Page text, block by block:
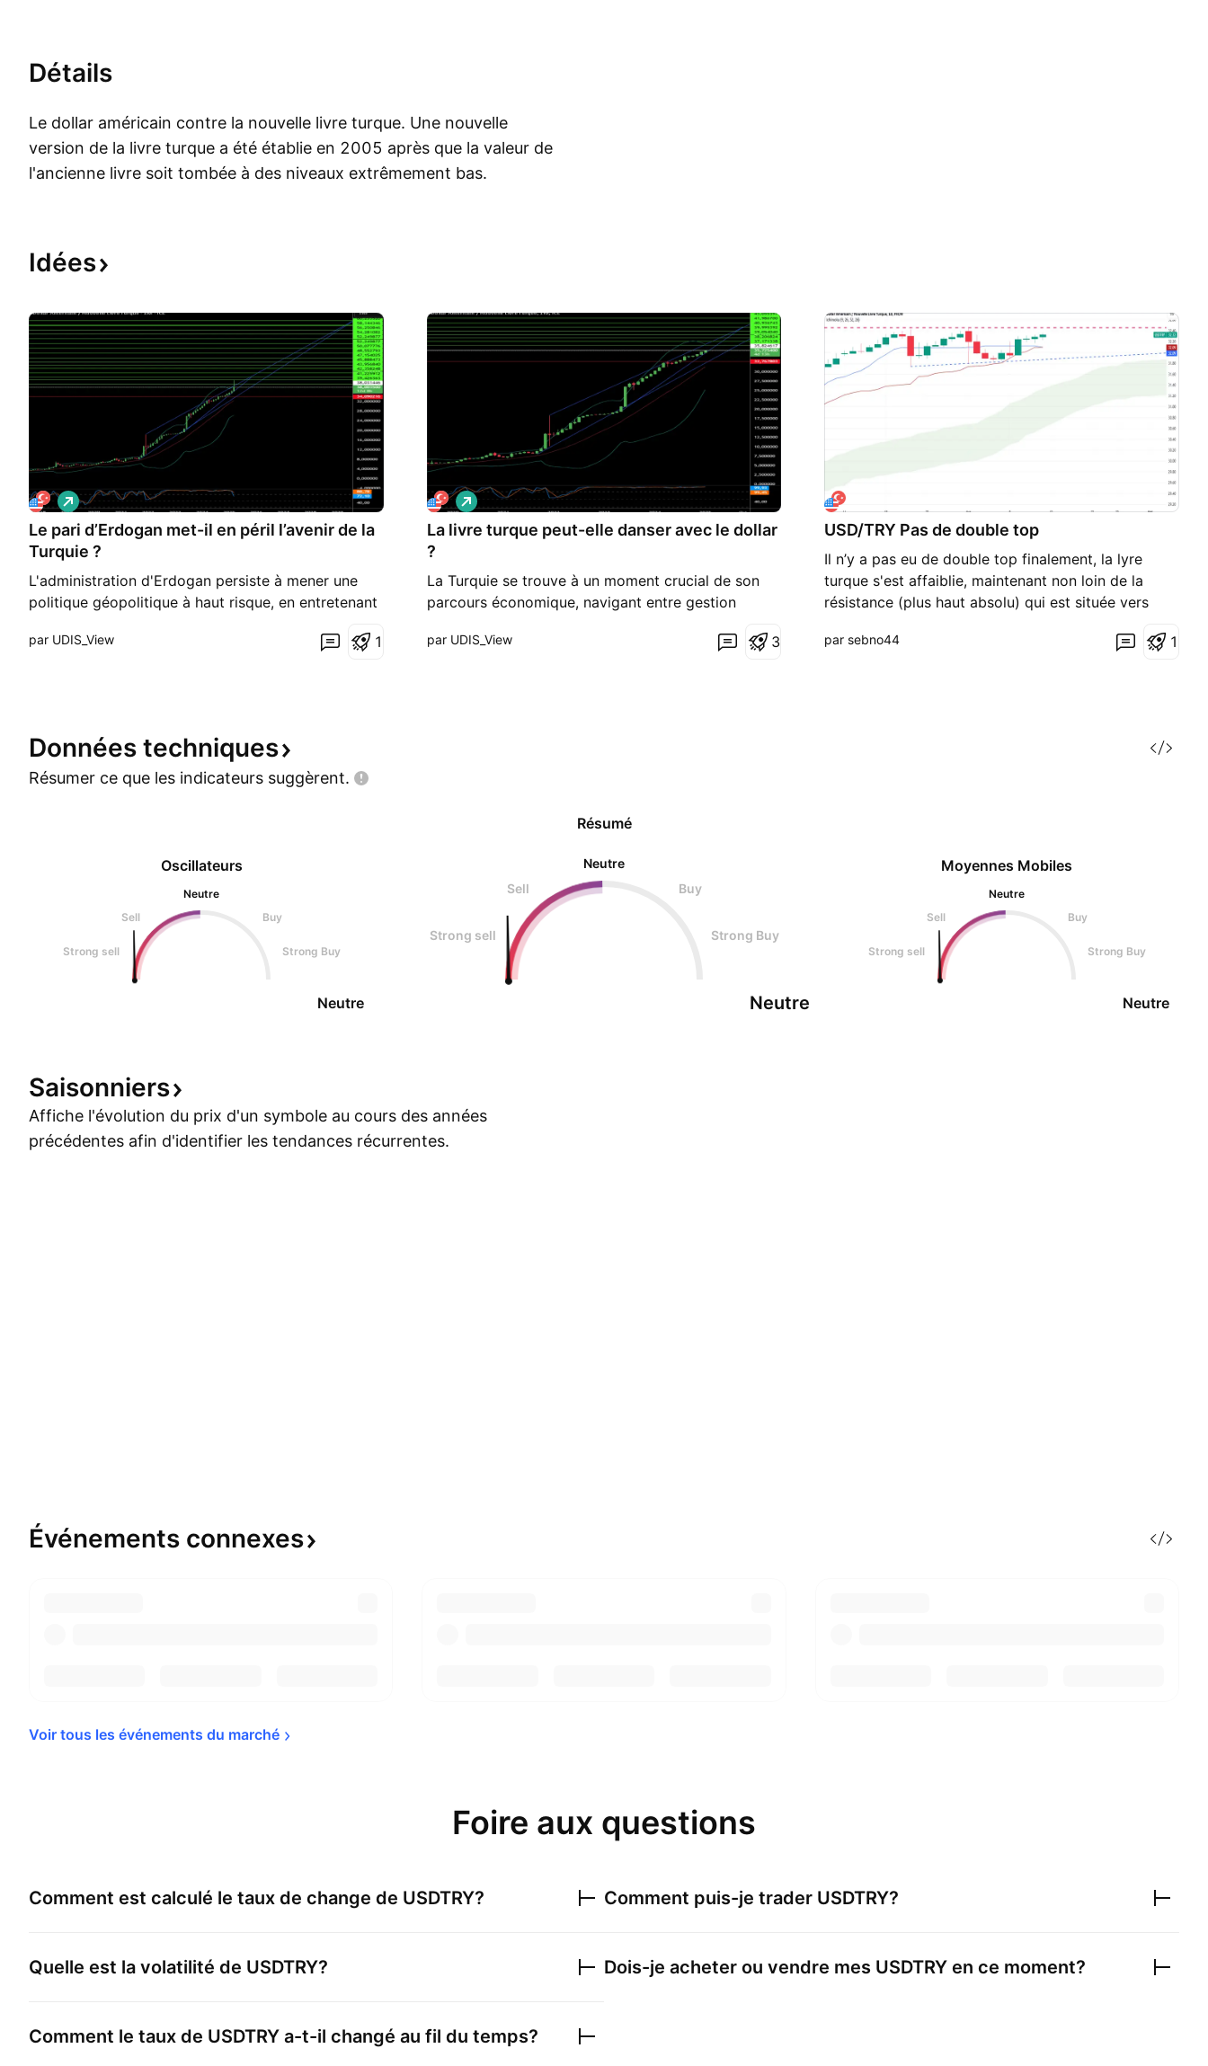
Détails
Le dollar américain contre la nouvelle livre turque. Une nouvelle
version de la livre turque a été établie en 2005 après que la valeur de
l'ancienne livre soit tombée à des niveaux extrêmement bas.
dépréciation. Les conditions politiques et les problèmes économiques
de l'UE ont retardé les efforts de la Turquie pour rejoindre la zone
Idées
Le pari d’Erdogan met-il en péril l’avenir de la
Turquie ?
L'administration d'Erdogan persiste à mener une
politique géopolitique à haut risque, en entretenant
reconnus comme des organisations terroristes. Les
L
o
n
par UDIS_View 1
La livre turque peut-elle danser avec le dollar
?
La Turquie se trouve à un moment crucial de son
parcours économique, navigant entre gestion
livre turque face au dollar américain. Le pays a
L
o
n
par UDIS_View 3
USD/TRY Pas de double top
Il n’y a pas eu de double top finalement, la lyre
turque s'est affaiblie, maintenant non loin de la
résistance (plus haut absolu) qui est située vers
croiser la kijun à la baisse (32.09) mais le dollar est
par sebno44 1
Données techniques
Résumer ce que les indicateurs suggèrent.
Oscillateurs
Neutre
Sell
Buy
Strong sell Strong Buy
Neutre
Résumé
Neutre
Sell
Buy
Strong sell Strong Buy
Neutre
Moyennes Mobiles
Neutre
Sell
Buy
Strong sell Strong Buy
Neutre
Saisonniers
Affiche l'évolution du prix d'un symbole au cours des années
précédentes afin d'identifier les tendances récurrentes.
Événements connexes
Voir tous les événements du marché
Foire aux questions
Comment est calculé le taux de change de USDTRY?
Quelle est la volatilité de USDTRY?
Comment le taux de USDTRY a-t-il changé au fil du temps?
Comment puis-je trader USDTRY?
Dois-je acheter ou vendre mes USDTRY en ce moment?